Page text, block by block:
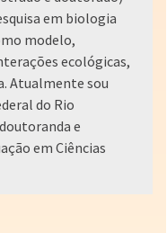
em biologia
modelo,
ecológicas,
Atualmente sou
do Rio
e
em Ciências